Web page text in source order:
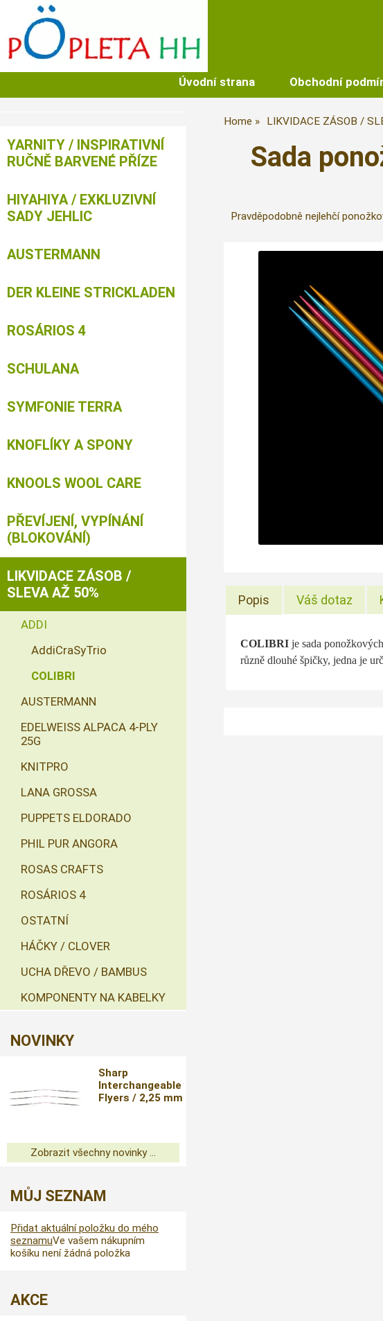
Úvodní strana Obchodní
Home LIKVIDACE ZÁSOB /
Sada
Pravděpodobně nejlehčí
Popis Váš dotaz
COLIBRI je sada
různě dlouhé špičky,jedna je
YARNITY / INSPIRATIVNÍ
RUČNĚ BARVENÉ PŘÍZE
HIYAHIYA / EXKLUZIVNÍ
SADY JEHLIC
AUSTERMANN
DER KLEINE STRICKLADEN
ROSÁRIOS 4
SCHULANA
SYMFONIE TERRA
KNOFLÍKY A SPONY
KNOOLS WOOL CARE
PŘEVÍJENÍ, VYPÍNÁNÍ
(BLOKOVÁNÍ)
LIKVIDACE ZÁSOB /
SLEVA AŽ 50%
ADDI
AddiCraSyTrio
COLIBRI
AUSTERMANN
EDELWEISS ALPACA 4-PLY
25G
KNITPRO
LANA GROSSA
PUPPETS ELDORADO
PHIL PUR ANGORA
ROSAS CRAFTS
ROSÁRIOS 4
OSTATNÍ
HÁČKY / CLOVER
UCHA DŘEVO / BAMBUS
KOMPONENTY NA KABELKY
NOVINKY
Sharp
Interchangeable
Flyers / 2,25 mm
Zobrazit všechny novinky ...
MŮJ SEZNAM
Přidat aktuální položku do mého
seznamuVe vašem nákupním
košíku není žádná položka
AKCE